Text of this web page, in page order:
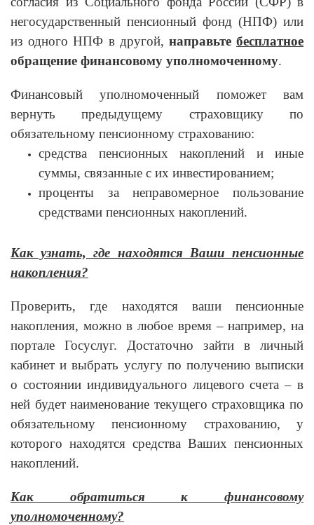
негосударственный пенсионный фонд (НПФ) или
из одного НПФ в другой, направьтебесплатное
обращение финансовому уполномоченному.
Финансовый уполномоченный поможет вам
вернуть предыдущему страховщику по
обязательному пенсионному страхованию:
средства пенсионных накоплений и иные
суммы, связанные с их инвестированием;
проценты за неправомерное пользование
средствами пенсионных накоплений.
Как узнать, где находятся Ваши пенсионные
накопления?
Проверить, где находятся ваши пенсионные
накопления, можно в любое время – например, на
портале Госуслуг. Достаточно зайти в личный
кабинет и выбрать услугу по получению выписки
о состоянии индивидуального лицевого счета – в
ней будет наименование текущего страховщика по
обязательному пенсионному страхованию, у
которого находятся средства Ваших пенсионных
накоплений.
Как обратиться к финансовому
уполномоченному?